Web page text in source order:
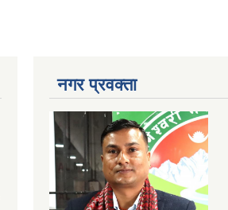
नगर प्रवक्ता